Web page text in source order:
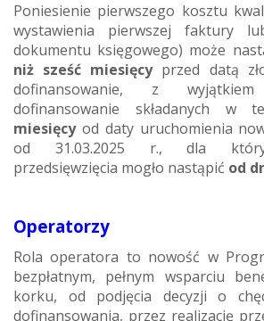
Poniesienie pierwszego kosztu
wystawienia pierwszej faktury
dokumentu księgowego) może
niż sześć miesięcyprzed datą
dofinansowanie, z
dofinansowanie składanych w
miesięcyod daty uruchomienia
od 31.03.2025 r., dla
przedsięwzięcia mogło nastąpić od
Operatorzy
Rola operatora to nowość w
bezpłatnym, pełnym wsparciu
korku, od podjęcia decyzji o
dofinansowania, przez realizację